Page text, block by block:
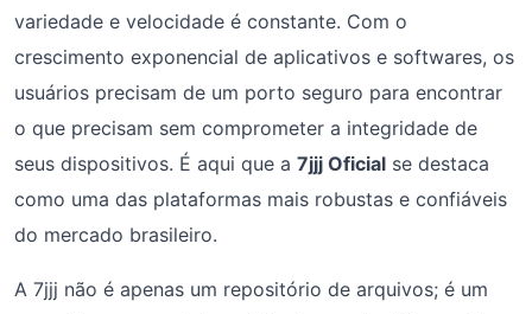
variedade e velocidade é constante. Com o
crescimento exponencial de aplicativos e softwares, os
usuários precisam de um porto seguro para encontrar
o que precisam sem comprometer a integridade de
seus dispositivos. É aqui que a 7jjj Oficial se destaca
como uma das plataformas mais robustas e confiáveis
do mercado brasileiro.
A 7jjj não é apenas um repositório de arquivos; é um